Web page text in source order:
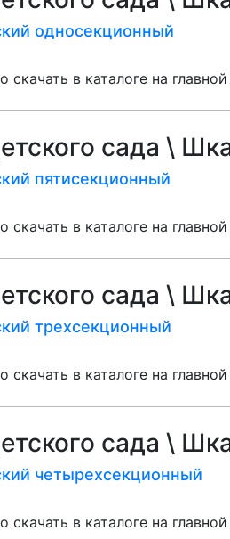
односекционный
в каталоге на
сада \
пятисекционный
в каталоге на
сада \
трехсекционный
в каталоге на
сада \
четырехсекционный
в каталоге на